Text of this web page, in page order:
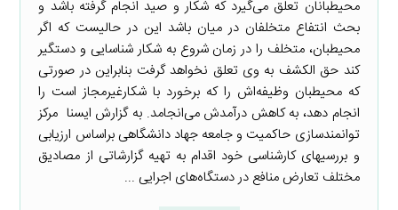
محیطبانان تعلق می‌گیرد که شکار و صید انجام گرفته باشد و
بحث انتفاع متخلفان در میان باشد این در حالیست که اگر
محیطبان، متخلف را در زمان شروع به شکار شناسایی و دستگیر
کند حق الکشف به وی تعلق نخواهد گرفت بنابراین در صورتی
که محیطبان وظیفه‌اش را که برخورد با شکارغیرمجاز است را
انجام دهد، به کاهش درآمدش می‌انجامد. به گزارش ایسنا مرکز
توانمندسازی حاکمیت و جامعه جهاد دانشگاهی براساس ارزیابی
و بررسیهای کارشناسی خود اقدام به تهیه گزارشاتی از مصادیق
مختلف تعارض منافع در دستگاه‌های اجرایی ...